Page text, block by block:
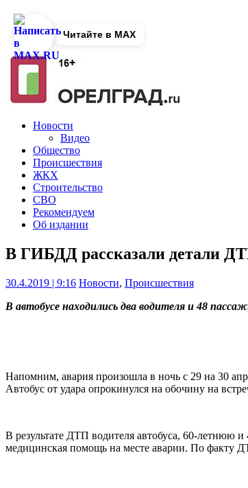
Новости
Видео
Общество
Происшествия
ЖКХ
Строительство
СВО
Рекомендуем
Об издании
В ГИБДД рассказали детали
30.4.2019 | 9:16 Новости, Происшествия
В автобусе находились два водителя и 48
Напомним, авария произошла в ночь с 29 на 30
Автобус от удара опрокинулся на обочину на
В результате ДТП водителя автобуса, 60-летнюю
медицинская помощь на месте аварии. По факту
Читайте в MAX